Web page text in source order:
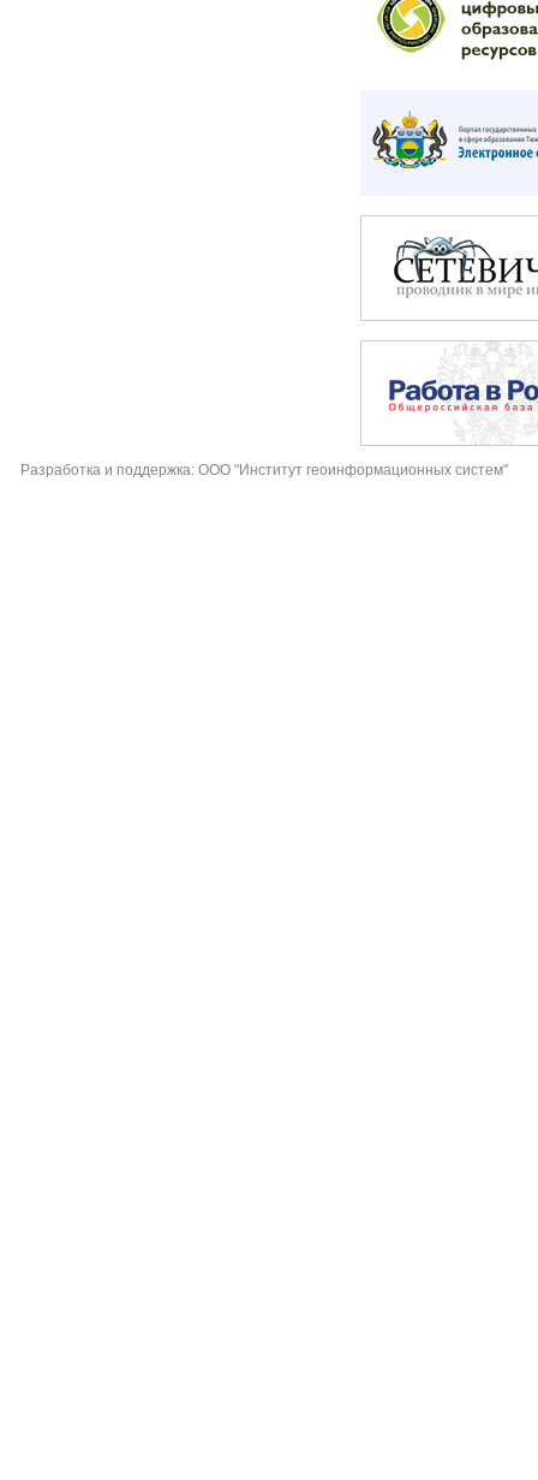
Разработка и поддержка: ООО "Институт геоинформационных систем"